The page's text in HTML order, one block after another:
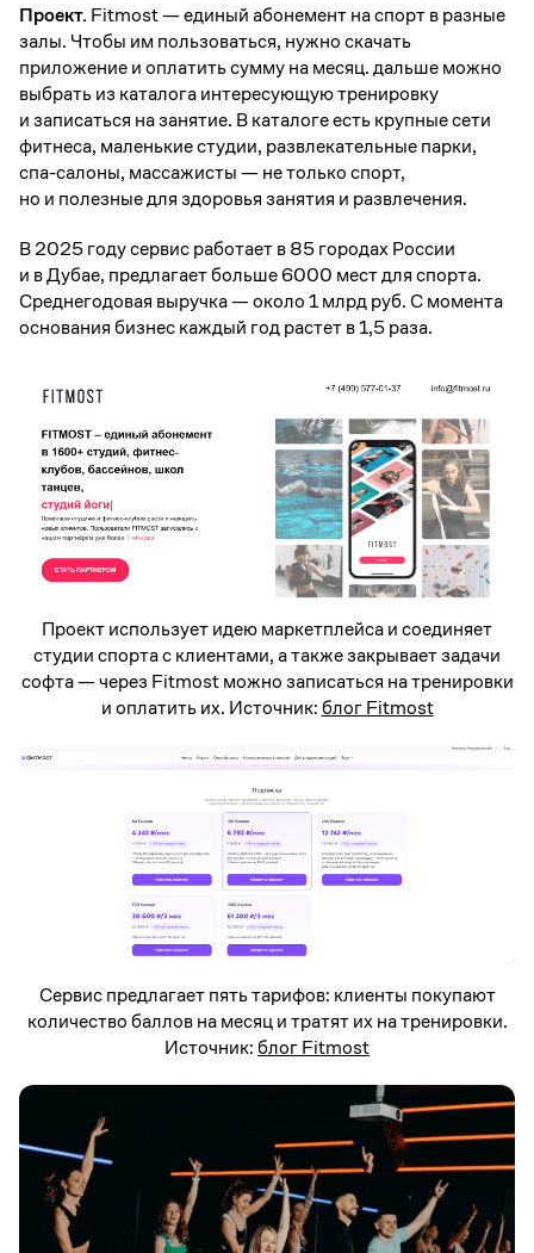
Проект. Fitmost — единый абонемент на спорт в разные
залы. Чтобы им пользоваться, нужно скачать
приложение и оплатить сумму на месяц. дальше можно
выбрать из каталога интересующую тренировку
и записаться на занятие. В каталоге есть крупные сети
фитнеса, маленькие студии, развлекательные парки,
спа-салоны, массажисты — не только спорт,
но и полезные для здоровья занятия и развлечения.
В 2025 году сервис работает в 85 городах России
и в Дубае, предлагает больше 6000 мест для спорта.
Среднегодовая выручка — около 1 млрд руб. С момента
основания бизнес каждый год растет в 1,5 раза.
Проект использует идею маркетплейса и соединяет
студии спорта с клиентами, а также закрывает задачи
софта — через Fitmost можно записаться на тренировки
и оплатить их. Источник:блог Fitmost
Сервис предлагает пять тарифов: клиенты покупают
количество баллов на месяц и тратят их на тренировки.
Источник:блог Fitmost